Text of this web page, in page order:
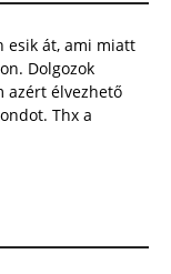
esik át, ami miatt
Dolgozok
azért élvezhető
Thx a